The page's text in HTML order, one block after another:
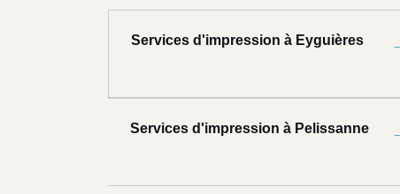
Services d'impression à Eyguières
Services d'impression à Pelissanne